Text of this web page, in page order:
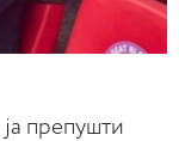
препушти